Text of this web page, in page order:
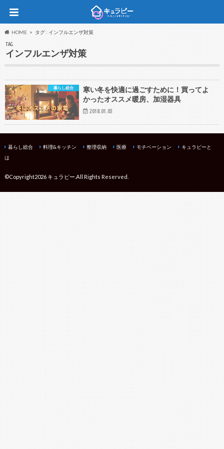
HOME タグ : インフルエンザ対策
TAG
インフルエンザ対策
暮らし総合
寒い冬を快適に過ごすために！買ってよ
かったオススメ暖房、加湿器具
2018.01.05
暮らし総合 料理&キッチン 整理収納 医療 モチベーション
キュラピーと
は
©Copyright2026 キュラピー .All Rights Reserved.